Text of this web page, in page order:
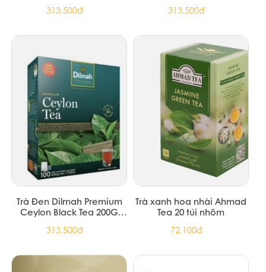
313.500đ 313.500đ
Trà Đen Dilmah Premium
Ceylon Black Tea 200G
313.500đ
Trà xanh hoa nhài Ahmad
Tea 20 túi nhôm
72.100đ